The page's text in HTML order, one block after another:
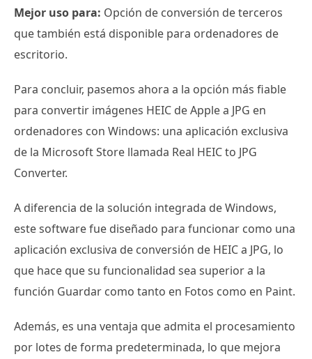
Mejor uso para: Opción de conversión de terceros
que también está disponible para ordenadores de
escritorio.
Para concluir, pasemos ahora a la opción más fiable
para convertir imágenes HEIC de Apple a JPG en
ordenadores con Windows: una aplicación exclusiva
de la Microsoft Store llamada Real HEIC to JPG
Converter.
A diferencia de la solución integrada de Windows,
este software fue diseñado para funcionar como una
aplicación exclusiva de conversión de HEIC a JPG, lo
que hace que su funcionalidad sea superior a la
función Guardar como tanto en Fotos como en Paint.
Además, es una ventaja que admita el procesamiento
por lotes de forma predeterminada, lo que mejora